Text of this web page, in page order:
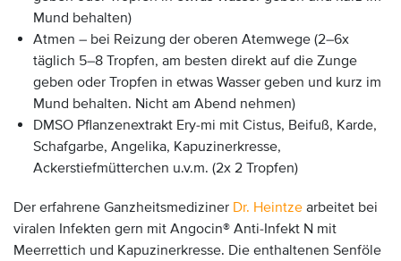
Mund behalten)
Atmen – bei Reizung der oberen Atemwege (2–6x
täglich 5–8 Tropfen, am besten direkt auf die Zunge
geben oder Tropfen in etwas Wasser geben und kurz im
Mund behalten. Nicht am Abend nehmen)
DMSO Pflanzenextrakt Ery-mi mit Cistus, Beifuß, Karde,
Schafgarbe, Angelika, Kapuzinerkresse,
Ackerstiefmütterchen u.v.m. (2x 2 Tropfen)
Der erfahrene Ganzheitsmediziner Dr. Heintze arbeitet bei
viralen Infekten gern mit Angocin® Anti-Infekt N mit
Meerrettich und Kapuzinerkresse. Die enthaltenen Senföle